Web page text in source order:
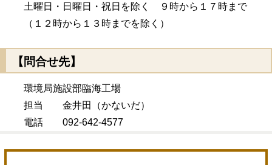
土曜日・日曜日・祝日を除く ９時から１７時まで
（１２時から１３時までを除く）
【問合せ先】
環境局施設部臨海工場
担当 金井田（かないだ）
電話 092-642-4577